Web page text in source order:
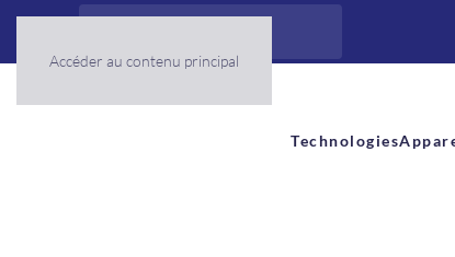
Accéder au contenu principal
Technologies